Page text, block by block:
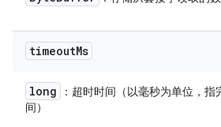
timeoutMs
long
：超时时间（以毫秒为单位，
间）